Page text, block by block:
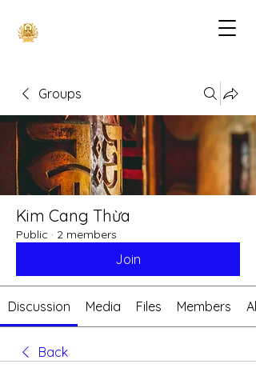
Groups
Kim Cang Thừa
Public · 2 members
Join
Discussion Media Files Members
Back